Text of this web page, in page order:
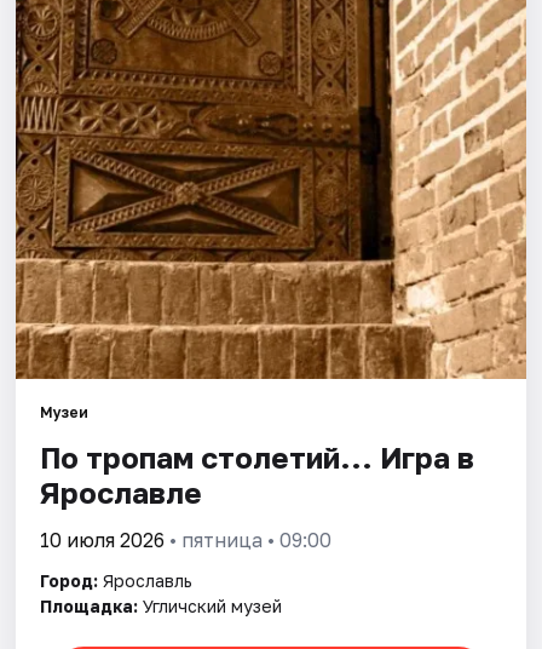
Артисты
Рейтинги
Музеи
По тропам столетий... Игра в
Ярославле
10 июля 2026 • пятница • 09:00
Город: Ярославль
Площадка: Угличский музей